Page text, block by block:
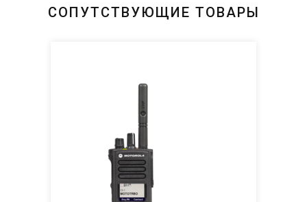
СОПУТСТВУЮЩИЕ ТОВАРЫ